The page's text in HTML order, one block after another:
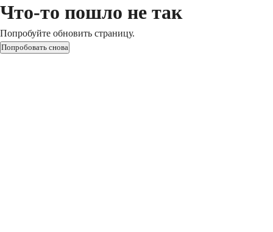
Что-то пошло не так
Попробуйте обновить страницу.
Попробовать снова